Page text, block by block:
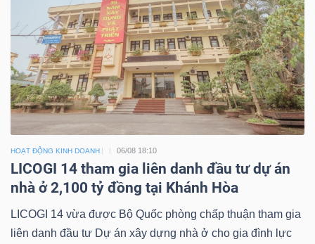
HOẠT ĐỘNG KINH DOANH 06/08 18:10
LICOGI 14 tham gia liên danh đầu tư dự án
nhà ở 2,100 tỷ đồng tại Khánh Hòa
LICOGI 14 vừa được Bộ Quốc phòng chấp thuận tham gia
liên danh đầu tư Dự án xây dựng nhà ở cho gia đình lực